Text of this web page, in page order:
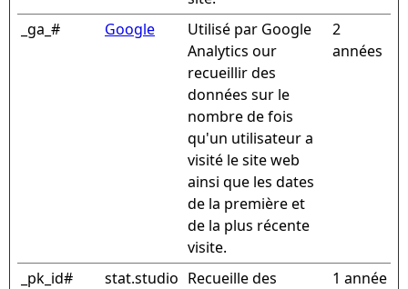
_ga_# Google
Utilisé par Google
Analytics our
recueillir des
données sur le
nombre de fois
qu'un utilisateur a
visité le site web
ainsi que les dates
de la première et
de la plus récente
visite.
2
années
_pk_id#
stat.studio Recueille des
1 année